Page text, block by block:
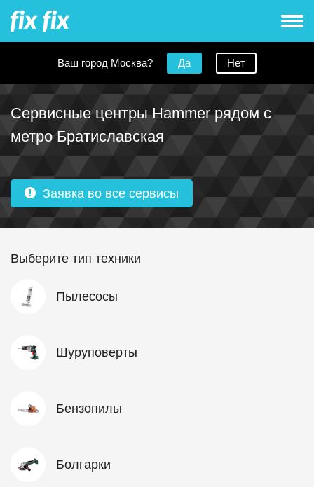
Ваш город Москва? Да Нет
Сервисные центры Hammer рядом с
метро Братиславская
Заявка во все сервисы
Выберите тип техники
Пылесосы
Шуруповерты
Бензопилы
Болгарки